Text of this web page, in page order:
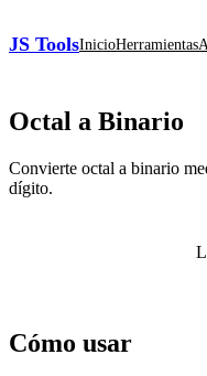
JS ToolsInicioHerramientas
Octal a Binario
Convierte octal a binario
dígito.
Cómo usar